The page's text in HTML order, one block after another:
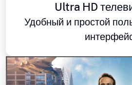
Ultra HD
Удобный и простой